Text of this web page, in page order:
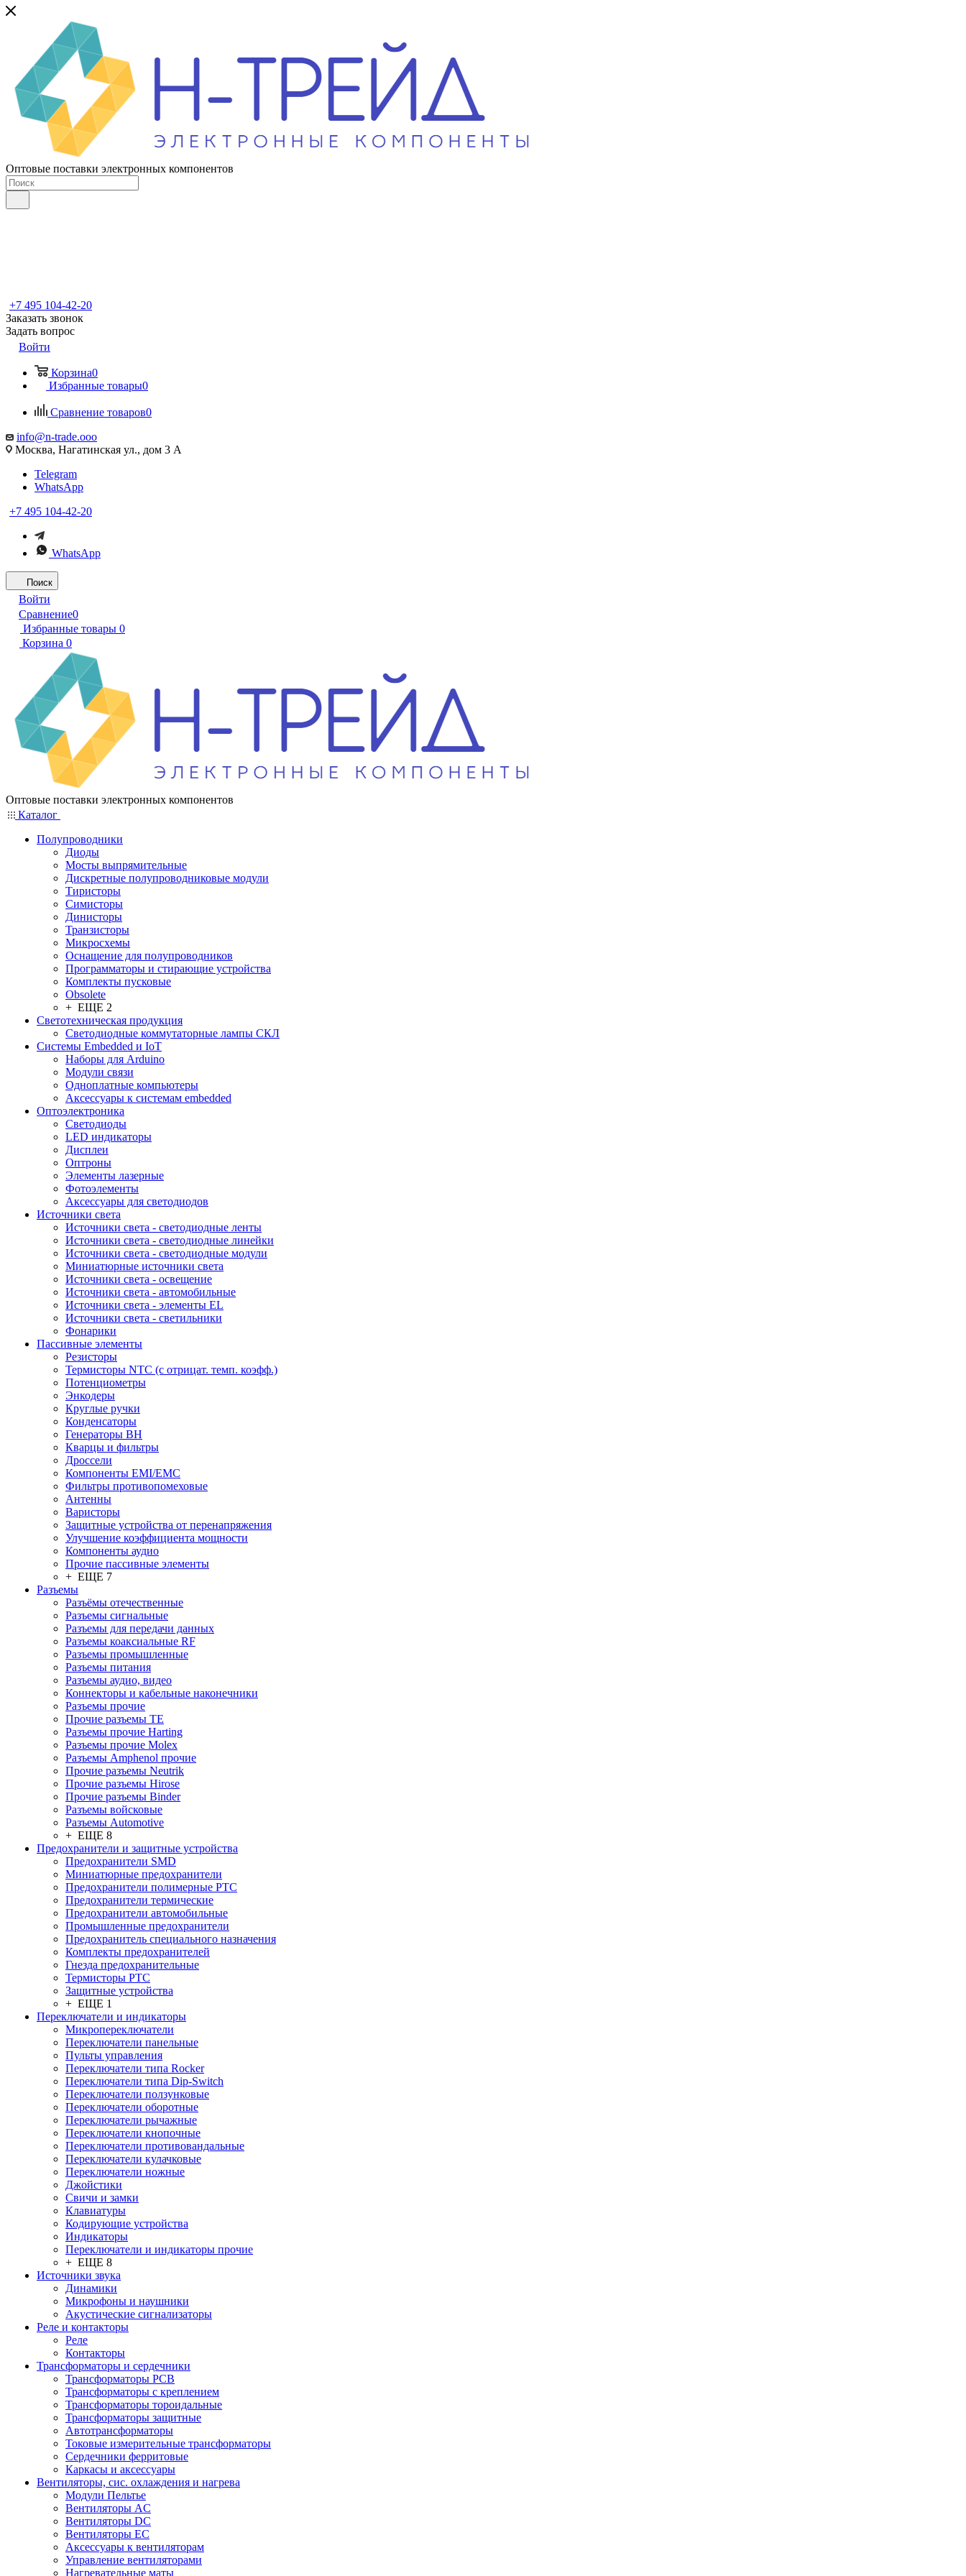
Оптовые поставки электронных компонентов
+7 495 104-42-20
Заказать звонок
Задать вопрос
Войти
Корзина0
Избранные товары0
Сравнение товаров0
info@n-trade.ooo
Москва, Нагатинская ул., дом 3 А
Telegram
WhatsApp
+7 495 104-42-20
WhatsApp
Поиск
Войти
Сравнение0
Избранные товары 0
Корзина 0
Оптовые поставки электронных компонентов
Каталог
Полупроводники
Диоды
Мосты выпрямительные
Дискретные полупроводниковые модули
Тиристоры
Симисторы
Динисторы
Транзисторы
Микросхемы
Оснащение для полупроводников
Программаторы и стирающие устройства
Комплекты пусковые
Obsolete
+ ЕЩЕ 2
Светотехническая продукция
Светодиодные коммутаторные лампы СКЛ
Системы Embedded и IoT
Наборы для Arduino
Модули связи
Одноплатные компьютеры
Аксессуары к системам embedded
Oптоэлектроника
Светодиоды
LED индикаторы
Дисплеи
Оптроны
Элементы лазерные
Фотоэлементы
Аксессуары для светодиодов
Источники света
Источники света - светодиодные ленты
Источники света - светодиодные линейки
Источники света - светодиодные модули
Миниатюрные источники света
Источники света - освещение
Источники света - автомобильные
Источники света - элементы EL
Источники света - светильники
Фонарики
Пассивные элементы
Резисторы
Термисторы NTC (с отрицат. темп. коэфф.)
Потенциометры
Энкодеры
Круглые ручки
Конденсаторы
Генераторы ВН
Кварцы и фильтры
Дроссели
Компоненты EMI/EMC
Фильтры противопомеховые
Антенны
Варисторы
Защитные устройства от перенапряжения
Улучшение коэффициента мощности
Компоненты аудио
Прочие пассивные элементы
+ ЕЩЕ 7
Разъeмы
Разъёмы отечественные
Разъeмы сигнальные
Разъeмы для передачи данных
Разъeмы коаксиальные RF
Разъeмы промышленные
Разъeмы питания
Разъeмы аудио, видео
Коннекторы и кабельные наконечники
Разъeмы прочие
Прочие разъемы TE
Разъемы прочие Harting
Разъемы прочие Molex
Разъемы Amphenol прочие
Прочие разъемы Neutrik
Прочие разъемы Hirose
Прочие разъемы Binder
Разъемы войсковые
Разъeмы Automotive
+ ЕЩЕ 8
Предохранители и защитные устройства
Предохранители SMD
Миниатюрные предохранители
Предохранители полимерные PTC
Предохранители термические
Предохранители автомобильные
Промышленные предохранители
Предохранитель специального назначения
Комплекты предохранителей
Гнезда предохранительные
Термисторы PTC
Защитные устройства
+ ЕЩЕ 1
Переключатели и индикаторы
Микропереключатели
Переключатели панельные
Пульты управления
Переключатели типа Rocker
Переключатели типа Dip-Switch
Переключатели ползунковые
Переключатели оборотные
Переключатели рычажные
Переключатели кнопочные
Переключатели противовандальные
Переключатели кулачковые
Переключатели ножные
Джойстики
Свичи и замки
Клавиатуры
Кодирующие устройства
Индикаторы
Переключатели и индикаторы прочие
+ ЕЩЕ 8
Источники звука
Динамики
Микрофоны и наушники
Акустические сигнализаторы
Реле и контакторы
Реле
Контакторы
Трансформаторы и сердечники
Трансформаторы PCB
Трансформаторы с креплением
Трансформаторы тороидальные
Трансформаторы защитные
Автотрансформаторы
Токовые измерительные трансформаторы
Сердечники ферритовые
Каркасы и аксессуары
Вентиляторы, сис. охлаждения и нагрева
Модули Пельтье
Вентиляторы AC
Вентиляторы DC
Вентиляторы EC
Аксессуары к вентиляторам
Управление вентиляторами
Нагревательные маты